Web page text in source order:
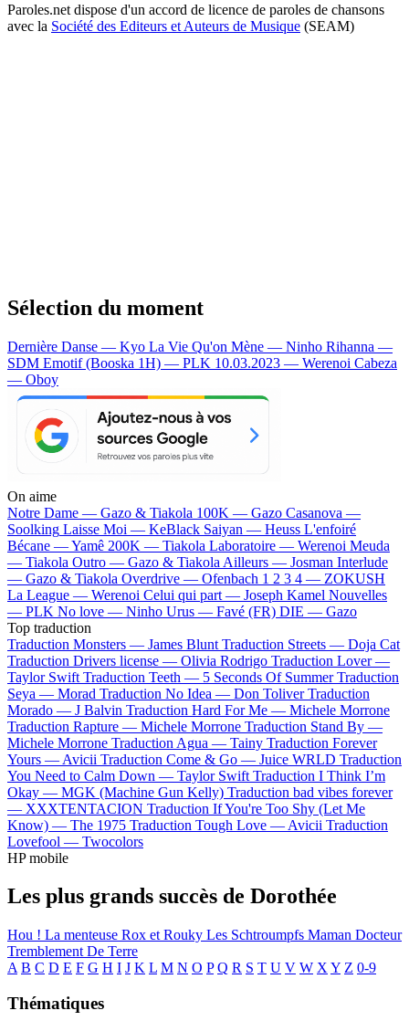
Paroles.net dispose d'un accord de licence de paroles de chansons
avec la Société des Editeurs et Auteurs de Musique (SEAM)
Sélection du moment
Dernière Danse — Kyo La Vie Qu'on Mène — Ninho Rihanna —
SDM Emotif (Booska 1H) — PLK 10.03.2023 — Werenoi Cabeza
— Oboy
On aime
Notre Dame — Gazo & Tiakola 100K — Gazo Casanova —
Soolking Laisse Moi — KeBlack Saiyan — Heuss L'enfoiré
Bécane —Yamê 200K — Tiakola Laboratoire — Werenoi Meuda
— Tiakola Outro — Gazo & Tiakola Ailleurs — Josman Interlude
— Gazo & Tiakola Overdrive — Ofenbach 1 2 3 4 — ZOKUSH
La League — Werenoi Celui qui part — Joseph Kamel Nouvelles
— PLK No love — Ninho Urus — Favé (FR) DIE — Gazo
Top traduction
Traduction Monsters — James Blunt Traduction Streets — Doja Cat
Traduction Drivers license — Olivia Rodrigo Traduction Lover —
Taylor Swift Traduction Teeth — 5 Seconds Of Summer Traduction
Seya — Morad Traduction No Idea — Don Toliver Traduction
Morado — J Balvin Traduction Hard For Me — Michele Morrone
Traduction Rapture — Michele Morrone Traduction Stand By —
Michele Morrone Traduction Agua — Tainy Traduction Forever
Yours — Avicii Traduction Come & Go — Juice WRLD Traduction
You Need to Calm Down — Taylor Swift Traduction I Think I’m
Okay — MGK (Machine Gun Kelly) Traduction bad vibes forever
— XXXTENTACION Traduction If You're Too Shy (Let Me
Know) — The 1975 Traduction Tough Love — Avicii Traduction
Lovefool — Twocolors
HP mobile
Les plus grands succès de Dorothée
Hou ! La menteuse Rox et Rouky Les Schtroumpfs Maman Docteur
Tremblement De Terre
A B C D E F G H I J K L M N O P Q R S T U V W X Y Z 0-9
Thématiques